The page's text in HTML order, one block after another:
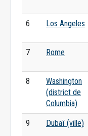
6 Los Angeles
7 Rome
8
Washington
(district de
Columbia)
9 Dubaï (ville)